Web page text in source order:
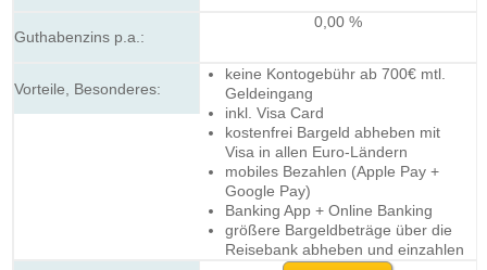
0,00 %
keine Kontogebühr ab 700€ mtl.
Geldeingang
inkl. Visa Card
kostenfrei Bargeld abheben mit
Visa in allen Euro-Ländern
mobiles Bezahlen (Apple Pay +
Google Pay)
Banking App + Online Banking
größere Bargeldbeträge über die
Reisebank abheben und einzahlen